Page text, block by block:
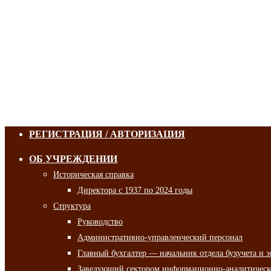
РЕГИСТРАЦИЯ / АВТОРИЗАЦИЯ
ОБ УЧРЕЖДЕНИИ
Историческая справка
Директора с 1937 по 2024 годы
Структура
Руководство
Административно-управленческий персонал
Главный бухгалтер — начальник отдела бухучета и
Заведующий сектором информационно-